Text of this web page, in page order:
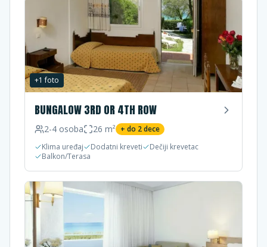
+1 foto
BUNGALOW 3RD OR 4TH ROW
2-4 osoba 26 m² + do 2dece
Klima uređaj
Dodatni kreveti
Dečiji krevetac
Balkon/Terasa